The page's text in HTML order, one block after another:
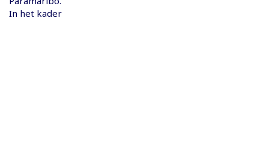
In het kader